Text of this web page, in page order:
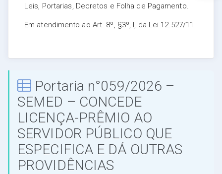
Leis, Portarias, Decretos e Folha de Pagamento.
Em atendimento ao Art. 8º, §3º, I, da Lei 12.527/11
Portaria n°059/2026 –
SEMED – CONCEDE
LICENÇA-PRÊMIO AO
SERVIDOR PÚBLICO QUE
ESPECIFICA E DÁ OUTRAS
PROVIDÊNCIAS